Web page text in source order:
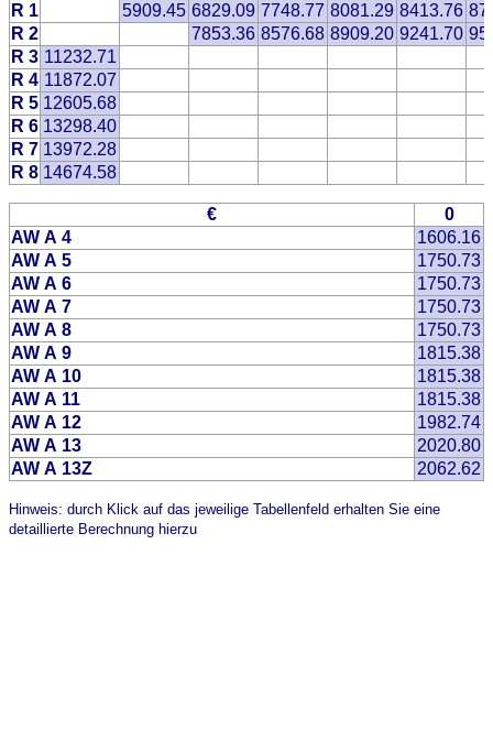
R 1
5909.45 6829.09 7748.77 8081.29 8413.76
R 2
7853.36 8576.68 8909.20 9241.70
R 3 11232.71
R 4 11872.07
R 5 12605.68
R 6 13298.40
R 7 13972.28
R 8 14674.58
€
0
AW A 4
1606.16
AW A 5
1750.73
AW A 6
1750.73
AW A 7
1750.73
AW A 8
1750.73
AW A 9
1815.38
AW A 10
1815.38
AW A 11
1815.38
AW A 12
1982.74
AW A 13
2020.80
AW A 13Z
2062.62
Hinweis: durch Klick auf das jeweilige Tabellenfeld erhalten Sie eine
detaillierte Berechnung hierzu